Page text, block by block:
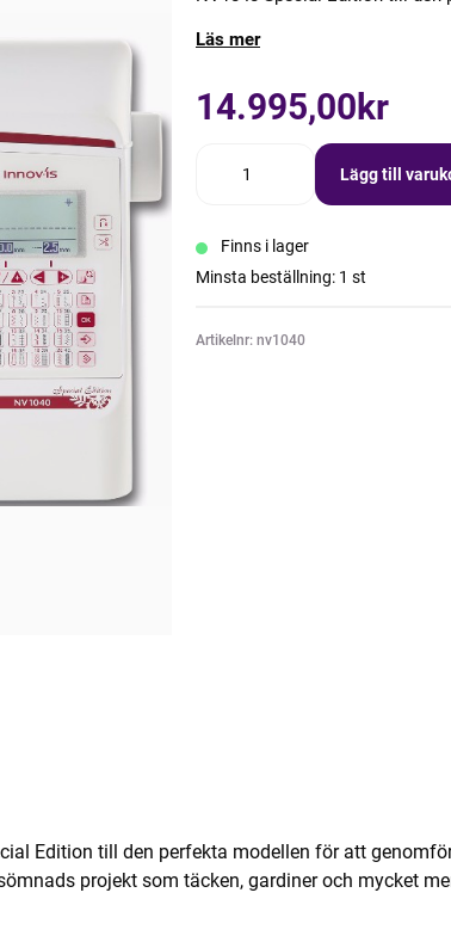
Läs mer
14.995,00kr
Lägg till
Finns i lager
Minsta beställning: 1 st
Artikelnr: nv1040
Edition till den perfekta modellen för att
projekt som täcken, gardiner och mycket